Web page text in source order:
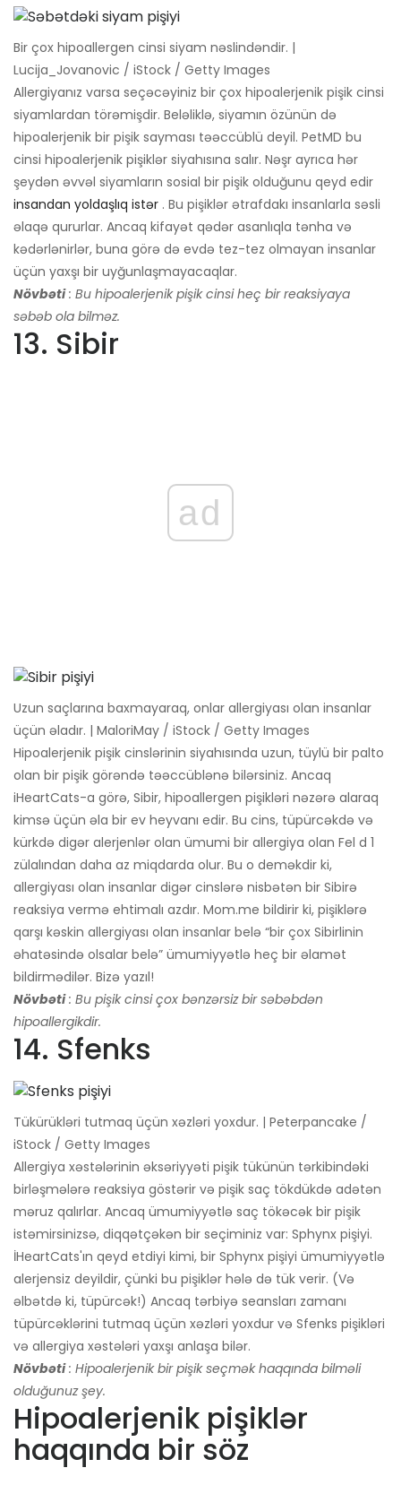
Bir çox hipoallergen cinsi siyam nəslindəndir. |
Lucija_Jovanovic / iStock / Getty Images
Allergiyanız varsa seçəcəyiniz bir çox hipoalerjenik pişik cinsi
siyamlardan törəmişdir. Beləliklə, siyamın özünün də
hipoalerjenik bir pişik sayması təəccüblü deyil. PetMD bu
cinsi hipoalerjenik pişiklər siyahısına salır. Nəşr ayrıca hər
şeydən əvvəl siyamların sosial bir pişik olduğunu qeyd edir
insandan yoldaşlıq istər . Bu pişiklər ətrafdakı insanlarla səsli
əlaqə qururlar. Ancaq kifayət qədər asanlıqla tənha və
kədərlənirlər, buna görə də evdə tez-tez olmayan insanlar
üçün yaxşı bir uyğunlaşmayacaqlar.
Növbəti: Bu hipoalerjenik pişik cinsi heç bir reaksiyaya
səbəb ola bilməz.
13. Sibir
ad
Uzun saçlarına baxmayaraq, onlar allergiyası olan insanlar
üçün əladır. | MaloriMay / iStock / Getty Images
Hipoalerjenik pişik cinslərinin siyahısında uzun, tüylü bir palto
olan bir pişik görəndə təəccüblənə bilərsiniz. Ancaq
iHeartCats-a görə, Sibir, hipoallergen pişikləri nəzərə alaraq
kimsə üçün əla bir ev heyvanı edir. Bu cins, tüpürcəkdə və
kürkdə digər alerjenlər olan ümumi bir allergiya olan Fel d 1
zülalından daha az miqdarda olur. Bu o deməkdir ki,
allergiyası olan insanlar digər cinslərə nisbətən bir Sibirə
reaksiya vermə ehtimalı azdır. Mom.me bildirir ki, pişiklərə
qarşı kəskin allergiyası olan insanlar belə “bir çox Sibirlinin
əhatəsində olsalar belə” ümumiyyətlə heç bir əlamət
bildirmədilər. Bizə yazıl!
Növbəti: Bu pişik cinsi çox bənzərsiz bir səbəbdən
hipoallergikdir.
14. Sfenks
Tükürükləri tutmaq üçün xəzləri yoxdur. | Peterpancake /
iStock / Getty Images
Allergiya xəstələrinin əksəriyyəti pişik tükünün tərkibindəki
birləşmələrə reaksiya göstərir və pişik saç tökdükdə adətən
məruz qalırlar. Ancaq ümumiyyətlə saç tökəcək bir pişik
istəmirsinizsə, diqqətçəkən bir seçiminiz var: Sphynx pişiyi.
İHeartCats'ın qeyd etdiyi kimi, bir Sphynx pişiyi ümumiyyətlə
alerjensiz deyildir, çünki bu pişiklər hələ də tük verir. (Və
əlbətdə ki, tüpürcək!) Ancaq tərbiyə seansları zamanı
tüpürcəklərini tutmaq üçün xəzləri yoxdur və Sfenks pişikləri
və allergiya xəstələri yaxşı anlaşa bilər.
Növbəti: Hipoalerjenik bir pişik seçmək haqqında bilməli
olduğunuz şey.
Hipoalerjenik pişiklər
haqqında bir söz